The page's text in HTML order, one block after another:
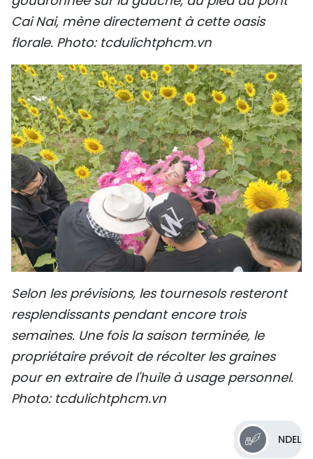
Cai Nai, mène directement à cette oasis
florale. Photo: tcdulichtphcm.vn
Selon les prévisions, les tournesols resteront
resplendissants pendant encore trois
semaines. Une fois la saison terminée, le
propriétaire prévoit de récolter les graines
pour en extraire de l'huile à usage personnel.
Photo: tcdulichtphcm.vn
NDEL